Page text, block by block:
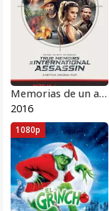
Memorias de un asesino internacional
2016
1080p